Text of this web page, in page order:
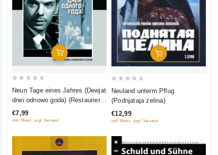
In Den Warenkorb
5
Neun Tage eines Jahres (Dewjat
dnei odnowo goda) (Restaurierte
Fassung) (Diamant)
€7,99
inkl. Mwst., zzgl. Versand
In Den Warenkorb
5
Neuland unterm Pflug
(Podnjataja zelina)
€12,99
inkl. Mwst., zzgl. Versand